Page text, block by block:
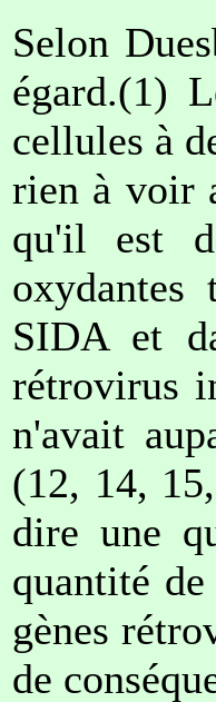
Selon
égard.(1)
cellules à
rien à voir
qu'il est
oxydantes
SIDA et
rétrovirus
n'avait
(12, 14,
dire une
quantité
gènes
de